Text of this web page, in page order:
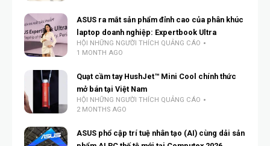
ASUS ra mắt sản phẩm đỉnh cao của phân khúc
laptop doanh nghiệp: Expertbook Ultra
HỘI NHỮNG NGƯỜI THÍCH QUẢNG CÁO
1 MONTH AGO
Quạt cầm tay HushJet™ Mini Cool chính thức
mở bán tại Việt Nam
HỘI NHỮNG NGƯỜI THÍCH QUẢNG CÁO
2 MONTHS AGO
ASUS phổ cập trí tuệ nhân tạo (AI) cùng dải sản